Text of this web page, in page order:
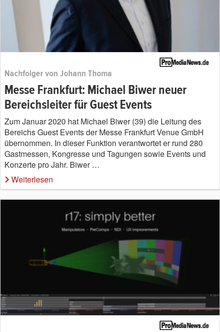
Nachfolger von Johann Thoma
Messe Frankfurt: Michael Biwer neuer
Bereichsleiter für Guest Events
Zum Januar 2020 hat Michael Biwer (39) die Leitung des
Bereichs Guest Events der Messe Frankfurt Venue GmbH
übernommen. In dieser Funktion verantwortet er rund 280
Gastmessen, Kongresse und Tagungen sowie Events und
Konzerte pro Jahr. Biwer …
Weiterlesen